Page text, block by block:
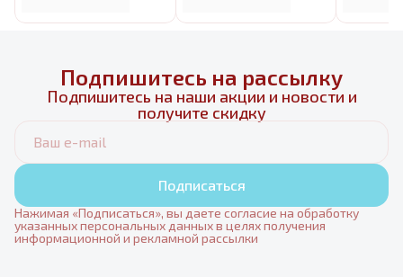
Подпишитесь на рассылку
Подпишитесь на наши акции и новости и
получите скидку
Подписаться
Нажимая «Подписаться», вы даете согласие на обработку
указанных персональных данных в целях получения
информационной и рекламной рассылки